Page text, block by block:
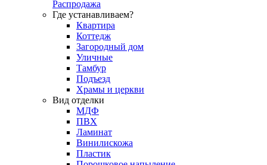
Распродажа
Где устанавливаем?
Квартира
Коттедж
Загородный дом
Уличные
Тамбур
Подъезд
Храмы и церкви
Вид отделки
МДФ
ПВХ
Ламинат
Винилискожа
Пластик